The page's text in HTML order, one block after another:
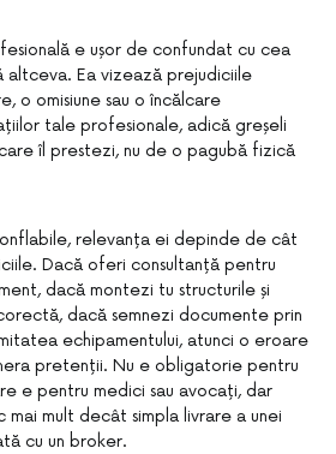
e ușor de confundat cu cea
altceva. Ea vizează prejudiciile
o omisiune sau o încălcare
tale profesionale, adică greșeli
îl prestezi, nu de o pagubă fizică
relevanța ei depinde de cât
Dacă oferi consultanță pentru
dacă montezi tu structurile și
dacă semnezi documente prin
echipamentului, atunci o eroare
pretenții. Nu e obligatorie pentru
e pentru medici sau avocați, dar
mult decât simpla livrare a unei
cu un broker.